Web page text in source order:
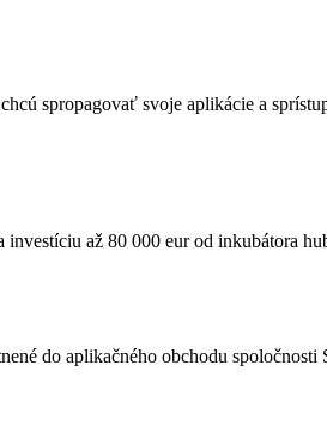
spropagovať svoje aplikácie a
až 80 000 eur od inkubátora
do aplikačného obchodu